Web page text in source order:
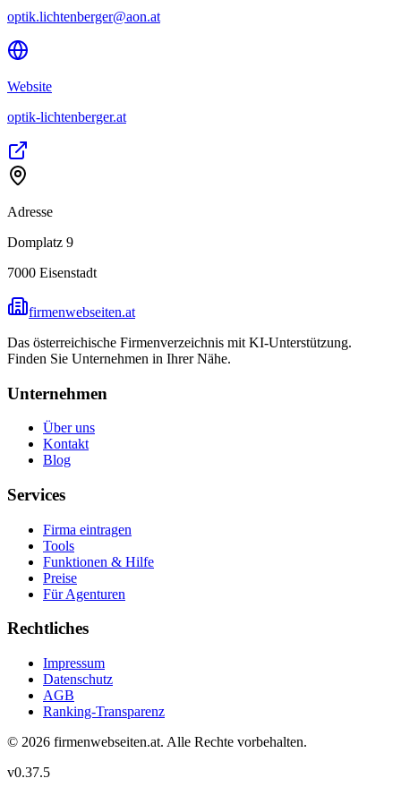
optik.lichtenberger@aon.at
Website
optik-lichtenberger.at
Adresse
Domplatz 9
7000 Eisenstadt
firmenwebseiten.at
Das österreichische Firmenverzeichnis mit KI-Unterstützung.
Finden Sie Unternehmen in Ihrer Nähe.
Unternehmen
Über uns
Kontakt
Blog
Services
Firma eintragen
Tools
Funktionen & Hilfe
Preise
Für Agenturen
Rechtliches
Impressum
Datenschutz
AGB
Ranking-Transparenz
© 2026 firmenwebseiten.at. Alle Rechte vorbehalten.
v0.37.5